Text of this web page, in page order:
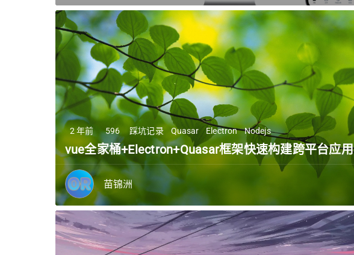
2 年前 596 踩坑记录 Quasar Electron Nodejs
vue全家桶+Electron+Quasar框架快速构建跨平台应用
苗锦洲